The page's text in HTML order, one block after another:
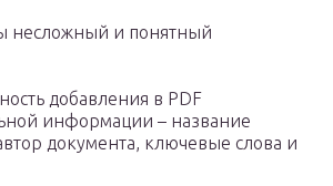
несложный и понятный
добавления в PDF
информации – название
документа, ключевые слова и